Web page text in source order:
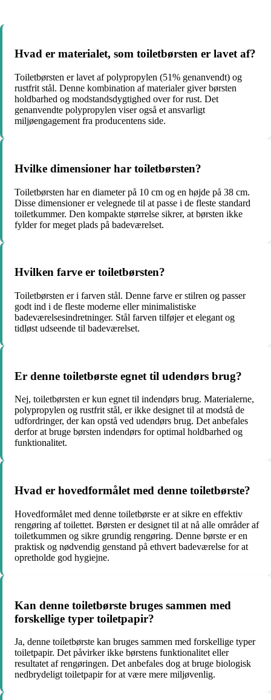
Hvad er materialet, som toiletbørsten er lavet af?
Toiletbørsten er lavet af polypropylen (51% genanvendt) og
rustfrit stål. Denne kombination af materialer giver børsten
holdbarhed og modstandsdygtighed over for rust. Det
genanvendte polypropylen viser også et ansvarligt
miljøengagement fra producentens side.
Hvilke dimensioner har toiletbørsten?
Toiletbørsten har en diameter på 10 cm og en højde på 38 cm.
Disse dimensioner er velegnede til at passe i de fleste standard
toiletkummer. Den kompakte størrelse sikrer, at børsten ikke
fylder for meget plads på badeværelset.
Hvilken farve er toiletbørsten?
Toiletbørsten er i farven stål. Denne farve er stilren og passer
godt ind i de fleste moderne eller minimalistiske
badeværelsesindretninger. Stål farven tilføjer et elegant og
tidløst udseende til badeværelset.
Er denne toiletbørste egnet til udendørs brug?
Nej, toiletbørsten er kun egnet til indendørs brug. Materialerne,
polypropylen og rustfrit stål, er ikke designet til at modstå de
udfordringer, der kan opstå ved udendørs brug. Det anbefales
derfor at bruge børsten indendørs for optimal holdbarhed og
funktionalitet.
Hvad er hovedformålet med denne toiletbørste?
Hovedformålet med denne toiletbørste er at sikre en effektiv
rengøring af toilettet. Børsten er designet til at nå alle områder af
toiletkummen og sikre grundig rengøring. Denne børste er en
praktisk og nødvendig genstand på ethvert badeværelse for at
opretholde god hygiejne.
Kan denne toiletbørste bruges sammen med
forskellige typer toiletpapir?
Ja, denne toiletbørste kan bruges sammen med forskellige typer
toiletpapir. Det påvirker ikke børstens funktionalitet eller
resultatet af rengøringen. Det anbefales dog at bruge biologisk
nedbrydeligt toiletpapir for at være mere miljøvenlig.